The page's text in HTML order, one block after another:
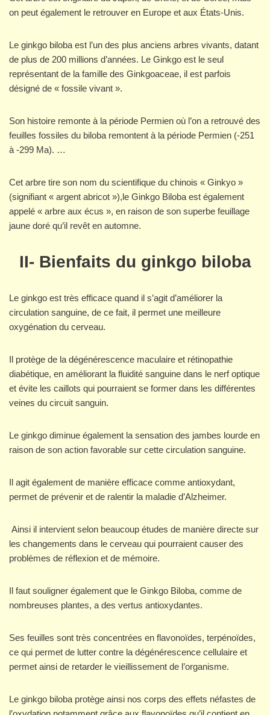
on peut également le retrouver en Europe et aux États-Unis.
Le ginkgo biloba est l’un des plus anciens arbres vivants, datant
de plus de 200 millions d’années. Le Ginkgo est le seul
représentant de la famille des Ginkgoaceae, il est parfois
désigné de « fossile vivant ».
Son histoire remonte à la période Permien où l’on a retrouvé des
feuilles fossiles du biloba remontent à la période Permien (-251
à -299 Ma). …
Cet arbre tire son nom du scientifique du chinois « Ginkyo »
(signifiant « argent abricot »),le Ginkgo Biloba est également
appelé « arbre aux écus », en raison de son superbe feuillage
jaune doré qu’il revêt en automne.
II- Bienfaits du ginkgo biloba
Le ginkgo est très efficace quand il s’agit d’améliorer la
circulation sanguine, de ce fait, il permet une meilleure
oxygénation du cerveau.
Il protège de la dégénérescence maculaire et rétinopathie
diabétique, en améliorant la fluidité sanguine dans le nerf optique
et évite les caillots qui pourraient se former dans les différentes
veines du circuit sanguin.
Le ginkgo diminue également la sensation des jambes lourde en
raison de son action favorable sur cette circulation sanguine.
Il agit également de manière efficace comme antioxydant,
permet de prévenir et de ralentir la maladie d’Alzheimer.
Ainsi il intervient selon beaucoup études de manière directe sur
les changements dans le cerveau qui pourraient causer des
problèmes de réflexion et de mémoire.
Il faut souligner également que le Ginkgo Biloba, comme de
nombreuses plantes, a des vertus antioxydantes.
Ses feuilles sont très concentrées en flavonoïdes, terpénoïdes,
ce qui permet de lutter contre la dégénérescence cellulaire et
permet ainsi de retarder le vieillissement de l’organisme.
Le ginkgo biloba protège ainsi nos corps des effets néfastes de